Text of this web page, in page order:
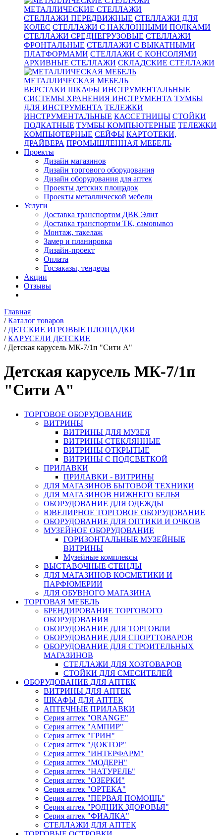
МЕТАЛЛИЧЕСКИЕ СТЕЛЛАЖИ
СТЕЛЛАЖИ ПЕРЕДВИЖНЫЕ СТЕЛЛАЖИ ДЛЯ
КОЛЕС СТЕЛЛАЖИ С НАКЛОННЫМИ ПОЛКАМИ
СТЕЛЛАЖИ СРЕДНЕГРУЗОВЫЕ СТЕЛЛАЖИ
ФРОНТАЛЬНЫЕ СТЕЛЛАЖИ С ВЫКАТНЫМИ
ПЛАТФОРМАМИ СТЕЛЛАЖИ С КОНСОЛЯМИ
АРХИВНЫЕ СТЕЛЛАЖИ СКЛАДСКИЕ СТЕЛЛАЖИ
МЕТАЛЛИЧЕСКАЯ МЕБЕЛЬ
ВЕРСТАКИ ШКАФЫ ИНСТРУМЕНТАЛЬНЫЕ
СИСТЕМЫ ХРАНЕНИЯ ИНСТРУМЕНТА ТУМБЫ
ДЛЯ ИНСТРУМЕНТА ТЕЛЕЖКИ
ИНСТРУМЕНТАЛЬНЫЕ КАССЕТНИЦЫ СТОЙКИ
ПОДКАТНЫЕ ТУМБЫ КОМПЬЮТЕРНЫЕ ТЕЛЕЖКИ
КОМПЬЮТЕРНЫЕ СЕЙФЫ КАРТОТЕКИ,
ДРАЙВЕРА ПРОМЫШЛЕННАЯ МЕБЕЛЬ
Проекты
Дизайн магазинов
Дизайн торгового оборудования
Дизайн оборудования для аптек
Проекты детских площадок
Проекты металлической мебели
Услуги
Доставка транспортом ДВК Элит
Доставка транспортом ТК, самовывоз
Монтаж, такелаж
Замер и планировка
Дизайн-проект
Оплата
Госзаказы, тендеры
Акции
Отзывы
Главная
/ Каталог товаров
/ ДЕТСКИЕ ИГРОВЫЕ ПЛОЩАДКИ
/ КАРУСЕЛИ ДЕТСКИЕ
/ Детская карусель МК-7/1п "Сити A"
Детская карусель МК-7/1п
"Сити A"
ТОРГОВОЕ ОБОРУДОВАНИЕ
ВИТРИНЫ
ВИТРИНЫ ДЛЯ МУЗЕЯ
ВИТРИНЫ СТЕКЛЯННЫЕ
ВИТРИНЫ ОТКРЫТЫЕ
ВИТРИНЫ С ПОДСВЕТКОЙ
ПРИЛАВКИ
ПРИЛАВКИ - ВИТРИНЫ
ДЛЯ МАГАЗИНОВ БЫТОВОЙ ТЕХНИКИ
ДЛЯ МАГАЗИНОВ НИЖНЕГО БЕЛЬЯ
ОБОРУДОВАНИЕ ДЛЯ ОДЕЖДЫ
ЮВЕЛИРНОЕ ТОРГОВОЕ ОБОРУДОВАНИЕ
ОБОРУДОВАНИЕ ДЛЯ ОПТИКИ И ОЧКОВ
МУЗЕЙНОЕ ОБОРУДОВАНИЕ
ГОРИЗОНТАЛЬНЫЕ МУЗЕЙНЫЕ
ВИТРИНЫ
Музейные комплексы
ВЫСТАВОЧНЫЕ СТЕНДЫ
ДЛЯ МАГАЗИНОВ КОСМЕТИКИ И
ПАРФЮМЕРИИ
ДЛЯ ОБУВНОГО МАГАЗИНА
ТОРГОВАЯ МЕБЕЛЬ
БРЕНДИРОВАНИЕ ТОРГОВОГО
ОБОРУДОВАНИЯ
ОБОРУДОВАНИЕ ДЛЯ ТОРГОВЛИ
ОБОРУДОВАНИЕ ДЛЯ СПОРТТОВАРОВ
ОБОРУДОВАНИЕ ДЛЯ СТРОИТЕЛЬНЫХ
МАГАЗИНОВ
СТЕЛЛАЖИ ДЛЯ ХОЗТОВАРОВ
СТОЙКИ ДЛЯ СМЕСИТЕЛЕЙ
ОБОРУДОВАНИЕ ДЛЯ АПТЕК
ВИТРИНЫ ДЛЯ АПТЕК
ШКАФЫ ДЛЯ АПТЕК
АПТЕЧНЫЕ ПРИЛАВКИ
Серия аптек "ORANGE"
Серия аптек "АМПИР"
Серия аптек "ГРИН"
Серия аптек "ДОКТОР"
Серия аптек "ИНТЕРФАРМ"
Серия аптек "МОДЕРН"
Серия аптек "НАТУРЕЛЬ"
Серия аптек "ОЗЕРКИ"
Серия аптек "ОРТЕКА"
Серия аптек "ПЕРВАЯ ПОМОЩЬ"
Серия аптек "РОДНИК ЗДОРОВЬЯ"
Серия аптек "ФИАЛКА"
СТЕЛЛАЖИ ДЛЯ АПТЕК